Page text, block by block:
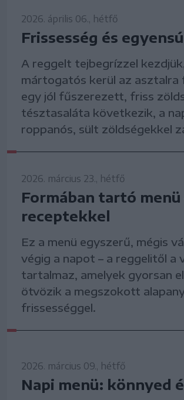
2026. április 06., hétfő
Frissesség és
A reggelt tejbegrízzel
mártogatós kerül az asztalra
egy jól fűszerezett, friss
tésztasaláta következik, a
roppanós, sült zöldségekkel
2026. március 23., hétfő
Formában tartó
receptekkel
Ez a menü egyszerű, mégis
végig a napot – a reggelitől a
tartalmaz, amelyek gyorsan
ötvözik a megszokott
frissességgel.
2026. március 09., hétfő
Napi menü: könnyed